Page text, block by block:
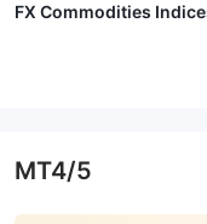
FX Commodities
MT4/5